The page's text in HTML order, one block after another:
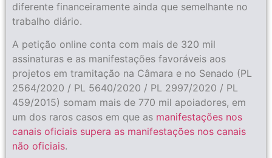
diferente financeiramente ainda que semelhante no
trabalho diário.
A petição online conta com mais de 320 mil
assinaturas e as manifestações favoráveis aos
projetos em tramitação na Câmara e no Senado (PL
2564/2020 / PL 5640/2020 / PL 2997/2020 / PL
459/2015) somam mais de 770 mil apoiadores, em
um dos raros casos em que as manifestações nos
canais oficiais supera as manifestações nos canais
não oficiais.